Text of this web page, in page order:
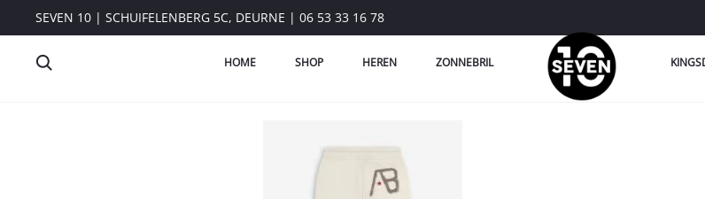
SEVEN 10 | SCHUIFELENBERG 5C, DEURNE | 06 53 33 16 78
HOME SHOP HEREN ZONNEBRIL